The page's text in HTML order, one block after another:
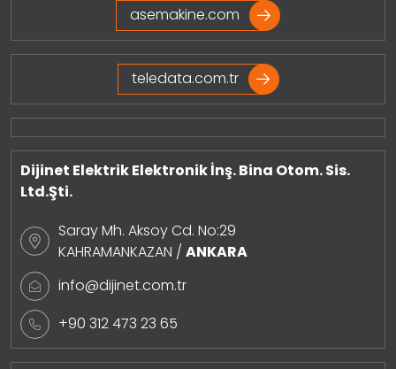
asemakine.com
teledata.com.tr
Dijinet Elektrik Elektronik İnş. Bina Otom. Sis.
Ltd.Şti.
Saray Mh. Aksoy Cd. No:29
KAHRAMANKAZAN / ANKARA
info@dijinet.com.tr
+90 312 473 23 65